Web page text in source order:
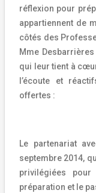
réflexion pour
appartiennent de
côtés des
Mme
qui leur tient à
l’écoute et
offertes :
Le partenariat
septembre 2014,
privilégiées
préparation et le